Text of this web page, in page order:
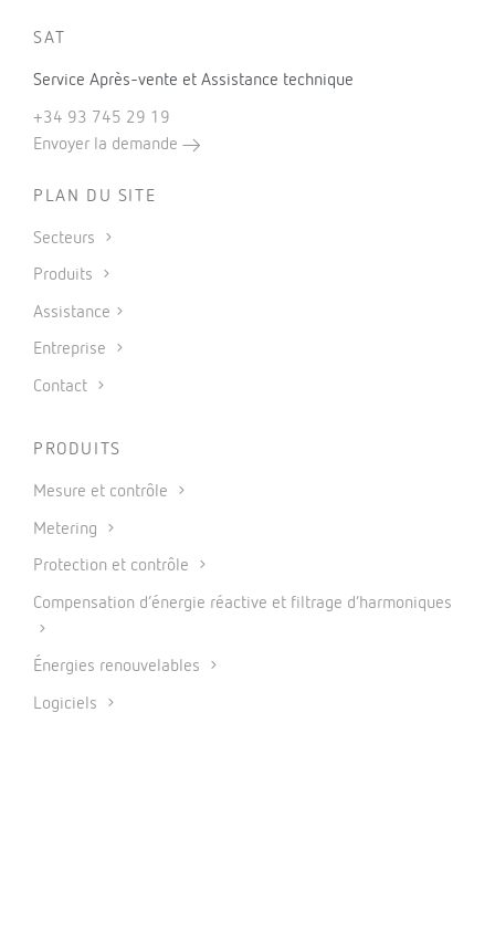
SAT
Service Après-vente et Assistance technique
+34 93 745 29 19
Envoyer la demande
PLAN DU SITE
Secteurs
Produits
Assistance
Entreprise
Contact
PRODUITS
Mesure et contrôle
Metering
Protection et contrôle
Compensation d’énergie réactive et filtrage d’harmoniques
Énergies renouvelables
Logiciels